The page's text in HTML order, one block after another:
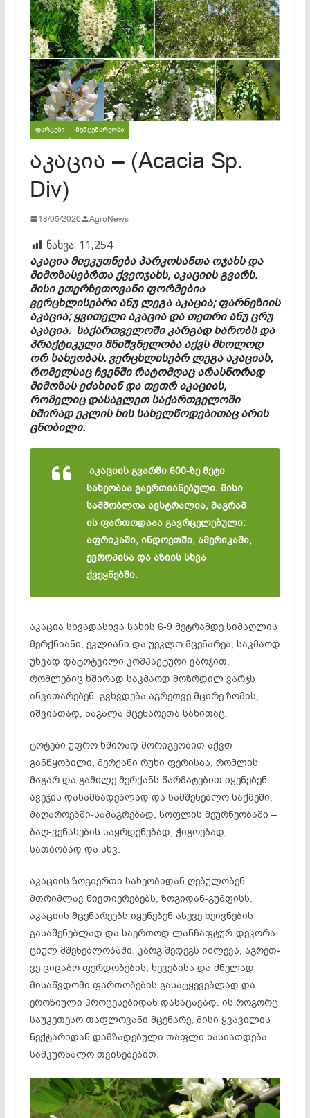
ᲓᲐᲠᲒᲔᲑᲘ ᲛᲔᲛᲪᲔᲜᲐᲠᲔᲝᲑᲐ
აკაცია – (Acacia Sp.
Div)
18/05/2020 AgroNews
ნახვა: 11,254
აკაცია მიეკუთნება პარკოსანთა ოჯახს და
მიმოზა­სებრ­თა ქვეოჯახს, აკაციის გვარს.
მისი ეთერზეთოვანი ფორმებია
ვერცხლისებრი ანუ ლეგა აკაცია; ფარნეზიის
აკაცია; ყვი­თელი აკაცია და თეთრი ანუ ცრუ
აკაცია. საქართველოში კარ­გად ხარობს და
პრაქტიკული მნიშვნელობა აქვს მხოლოდ
ორ სახეობას. ვერცხლისებრ ლეგა აკაციას,
რომელსაც ჩვენში რატომღაც არასწორად
მიმოზას ეძახიან და თეთრ აკაციას,
რომელიც დასავლეთ საქართველოში
ხშირად ეკლის ხის სახელწო­დებითაც არის
ცნობილი.
აკაციის გვარში 600-ზე მეტი
სახეობაა გაერთიანებული. მისი
სამშობლოა ავსტრალია, მაგრამ
ის ფართოდააა გავრცე­ლებული:
აფრიკაში, ინდოეთში, ამერიკაში,
ევროპისა და აზიის სხვა
ქვეყნებში.
აკაცია სხვადასხვა სახის 6-9 მეტრამდე სიმაღლის
მერქნიანი, ეკლიანი და უეკლო მცენარეა, საკმაოდ
უხვად დატოტვილი კომპაქ­ტური ვარჯით,
რომლებიც ხშირად საკმაოდ მოზრ­დილ ვარჯს
ინვითარებენ. გვხვდება აგრეთვე მცირე ზომის,
იშვიათად, ნაგალა მცენარეთა სახითაც.
ტოტები უფრო ხშირად მორიგეობით აქვთ
განწყობილი, მერქანი რუხი ფე­რი­საა, რომლის
მაგარ და გამძლე მერქანს წარმატებით იყე­ნებენ
ავეჯის დასამზადებლად და სამშენებლო საქმეში,
მაღა­როებში-სამაგრებად, სოფლის მეურნეობაში –
ბაღ-ვენახების საყრდენებად, ჭიგოებად,
სათბობად და სხვ.
აკაციის ზო­გიერთი სახეობიდან ღებულობენ
მთრიმლავ ნივთიერებებს, ზო­გიდან-გუმფისს.
აკაციის მცენარეებს იყე­ნებენ ასევე ხეივ­ნების
გასაშენებლად და საერთოდ ლან­ჩაფტურ-დეკორა­
ციულ მშენებლობაში. კარგ შედეგს იძლევა, აგრეთ­
ვე ციცაბო ფერდობების, ხევებისა და ძნელად
მისაწვდომი ფართო­ბების გასატყევებლად და
ეროზიული პროცე­სე­ბი­დან დასაცავად. ის როგორც
საუკე­თესო თაფლოვანი მცე­ნა­რე, მისი ყვავილის
ნექტარი­დან დამზა­­დებული თაფლი ხა­სიათდება
სამკურ­ნალო თვისე­ბე­ბით.